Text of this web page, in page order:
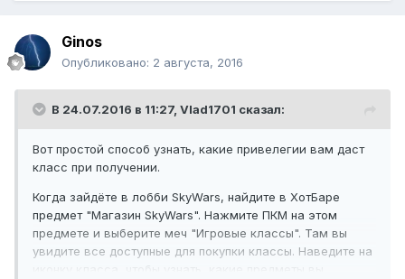
Ginos
Опубликовано: 2 августа, 2016
В 24.07.2016 в 11:27, Vlad1701 сказал:
Вот простой способ узнать, какие привелегии вам даст
класс при получении.
Когда зайдёте в лобби SkyWars, найдите в ХотБаре
предмет "Магазин SkyWars". Нажмите ПКМ на этом
предмете и выберите меч "Игровые классы". Там вы
увидите все доступные для покупки классы. Наведите на
иконку класса, чтобы узнать, какие предметы вы